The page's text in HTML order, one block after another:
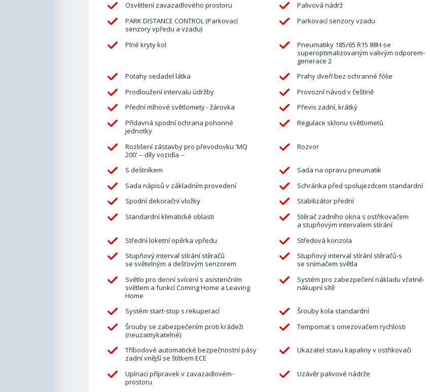
Osvětlení zavazadlového prostoru
Palivová nádrž
PARK DISTANCE CONTROL (Parkovací
senzory vpředu a vzadu)
Parkovací senzory vzadu
Plné kryty kol
Pneumatiky 185/65 R15 88H-se
superoptimalizovaným valivým odporem-
generace 2
Potahy sedadel látka
Prahy dveří bez ochranné fólie
Prodloužení intervalu údržby
Provozní návod v češtině
Přední mlhové světlomety - žárovka
Převis zadní, krátký
Přídavná spodní ochrana pohonné
jednotky
Regulace sklonu světlometů
Rozlišení zástavby pro převodovku 'MQ
200' -- díly vozidla --
Rozvor
S deštníkem
Sada na opravu pneumatik
Sada nápisů v základním provedení
Schránka před spolujezdcem standardní
Spodní dekorační vložky
Stabilizátor přední
Standardní klimatické oblasti
Stěrač zadního okna s ostřikovačem
a stupňovým intervalem stírání
Střední loketní opěrka vpředu
Středová konzola
Stupňový interval stírání stěračů
se světelným a dešťovým senzorem
Stupňový interval stírání stěračů-s
se snímačem světla
Světlo pro denní svícení s asistenčním
světlem a funkcí Coming Home a Leaving
Home
Systém pro zabezpečení nákladu včetně-
nákupní sítě
Systém start-stop s rekuperací
Šrouby kola standardní
Šrouby se zabezpečením proti krádeži
(neuzamykatelné)
Tempomat s omezovačem rychlosti
Tříbodové automatické bezpečnostní pásy
zadní vnější se štítkem ECE
Ukazatel stavu kapaliny v ostřikovači
Upínací přípravek v zavazadlovém-
prostoru
Uzávěr palivové nádrže